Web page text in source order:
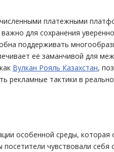
платежными
для сохранения
поддерживать
её заманчивой для
Вулкан Рояль Казахстан,
рекламные тактики в
особенной среды, которая
чувствовали себя